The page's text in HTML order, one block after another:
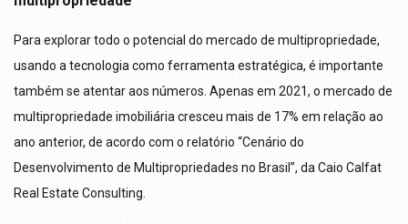
Para explorar todo o potencial do mercado de multipropriedade,
usando a tecnologia como ferramenta estratégica, é importante
também se atentar aos números. Apenas em 2021, o mercado de
multipropriedade imobiliária cresceu mais de 17% em relação ao
ano anterior, de acordo com o relatório “Cenário do
Desenvolvimento de Multipropriedades no Brasil”, da Caio Calfat
Real Estate Consulting.